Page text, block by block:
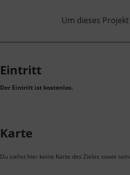
Um dieses
Eintritt
Der Eintritt ist kostenlos.
Karte
Du siehst hier keine Karte des Zieles sowie